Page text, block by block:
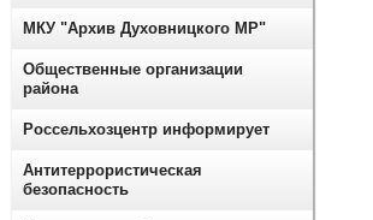
МКУ "Архив Духовницкого МР"
Общественные организации
района
Россельхозцентр информирует
Антитеррористическая
безопасность